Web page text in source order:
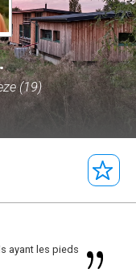
(19)
ayant les pieds